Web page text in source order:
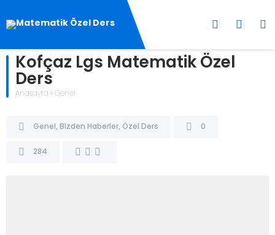
Kofçaz Lgs Matematik Özel
Ders
Anasayfa » Genel
Genel , Bizden Haberler, Özel Ders 0
284